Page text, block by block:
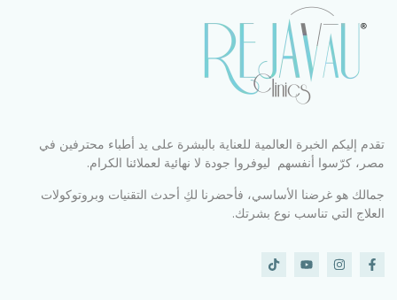
تقدم إليكم الخبرة العالمية للعناية بالبشرة على يد أطباء محترفين في
مصر، كرّسوا أنفسهم ليوفروا جودة لا نهائية لعملائنا الكرام.
جمالك هو غرضنا الأساسي، فأحضرنا لكِ أحدث التقنيات وبروتوكولات
العلاج التي تناسب نوع بشرتك.